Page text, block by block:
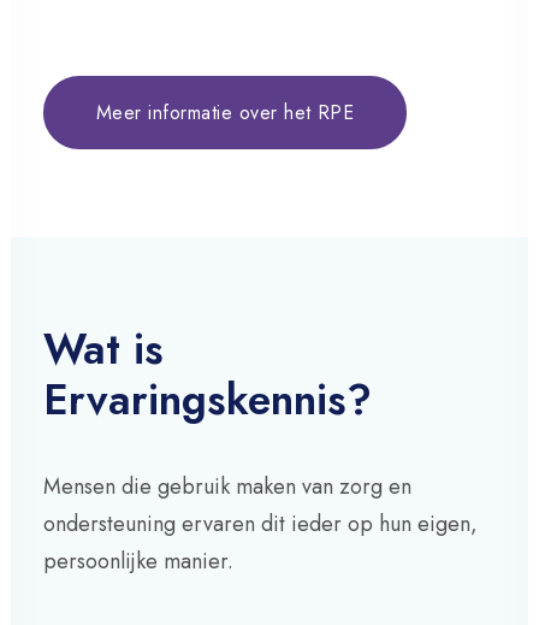
Meer informatie over het RPE
Wat is
Ervaringskennis?
Mensen die gebruik maken van zorg en
ondersteuning ervaren dit ieder op hun eigen,
persoonlijke manier.